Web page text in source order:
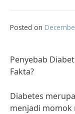
Posted on
Penyebab
Fakta?
Diabetes
menjadi momok